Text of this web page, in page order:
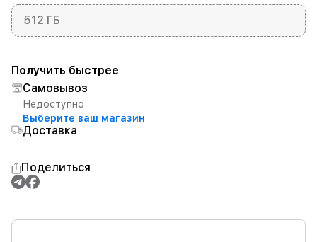
512 ГБ
Получить быстрее
Самовывоз
Недоступно
Выберите ваш магазин
Доставка
Поделиться